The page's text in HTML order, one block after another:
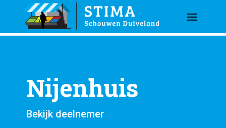
Nijenhuis
Bekijk deelnemer